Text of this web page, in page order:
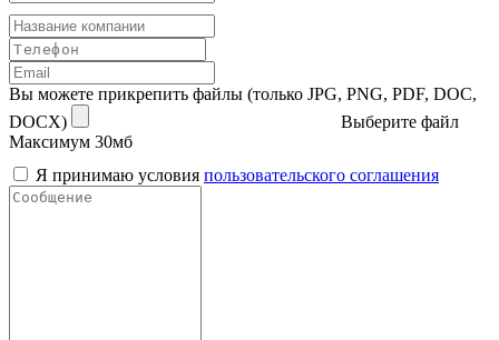
Вы можете прикрепить файлы (только JPG, PNG, PDF, DOC,
DOCX)
Выберите файл
Максимум 30мб
Я принимаю условия пользовательского соглашения